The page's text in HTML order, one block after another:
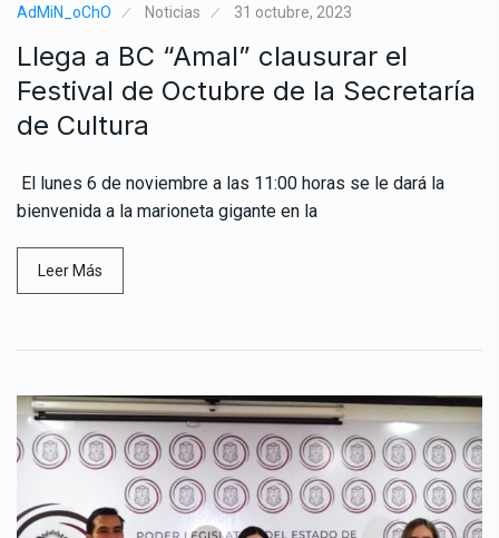
AdMiN_oChO Noticias 31 octubre, 2023
Llega a BC “Amal” clausurar el
Festival de Octubre de la Secretaría
de Cultura
El lunes 6 de noviembre a las 11:00 horas se le dará la
bienvenida a la marioneta gigante en la
Leer Más